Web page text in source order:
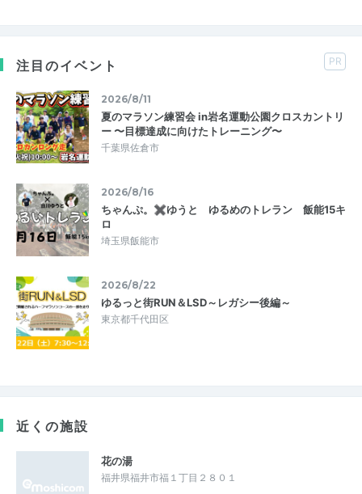
注目のイベント PR
2026/8/11
夏のマラソン練習会 in岩名運動公園クロスカントリ
ー 〜目標達成に向けたトレーニング〜
千葉県佐倉市
2026/8/16
ちゃんぷ。✖ゆうと ゆるめのトレラン 飯能15キ
ロ
埼玉県飯能市
2026/8/22
ゆるっと街RUN＆LSD～レガシー後編～
東京都千代田区
近くの施設
花の湯
福井県福井市福１丁目２８０１